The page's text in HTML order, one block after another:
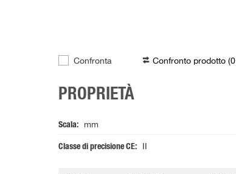
Confronta Confronto prodotto (0
PROPRIETÀ
Scala mm
Classe di precisione CE